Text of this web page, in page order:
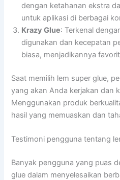
dengan ketahanan ekstra
untuk aplikasi di berbagai
Krazy Glue: Terkenal
digunakan dan kecepatan
biasa, menjadikannya
Saat memilih lem super glue,
yang akan Anda kerjakan dan
Menggunakan produk
hasil yang memuaskan dan
Testimoni pengguna tentang
Banyak pengguna yang puas
glue dalam menyelesaikan